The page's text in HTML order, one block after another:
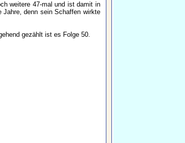
weitere 47-mal und ist damit in
Jahre, denn sein Schaffen wirkte
gezählt ist es Folge 50.